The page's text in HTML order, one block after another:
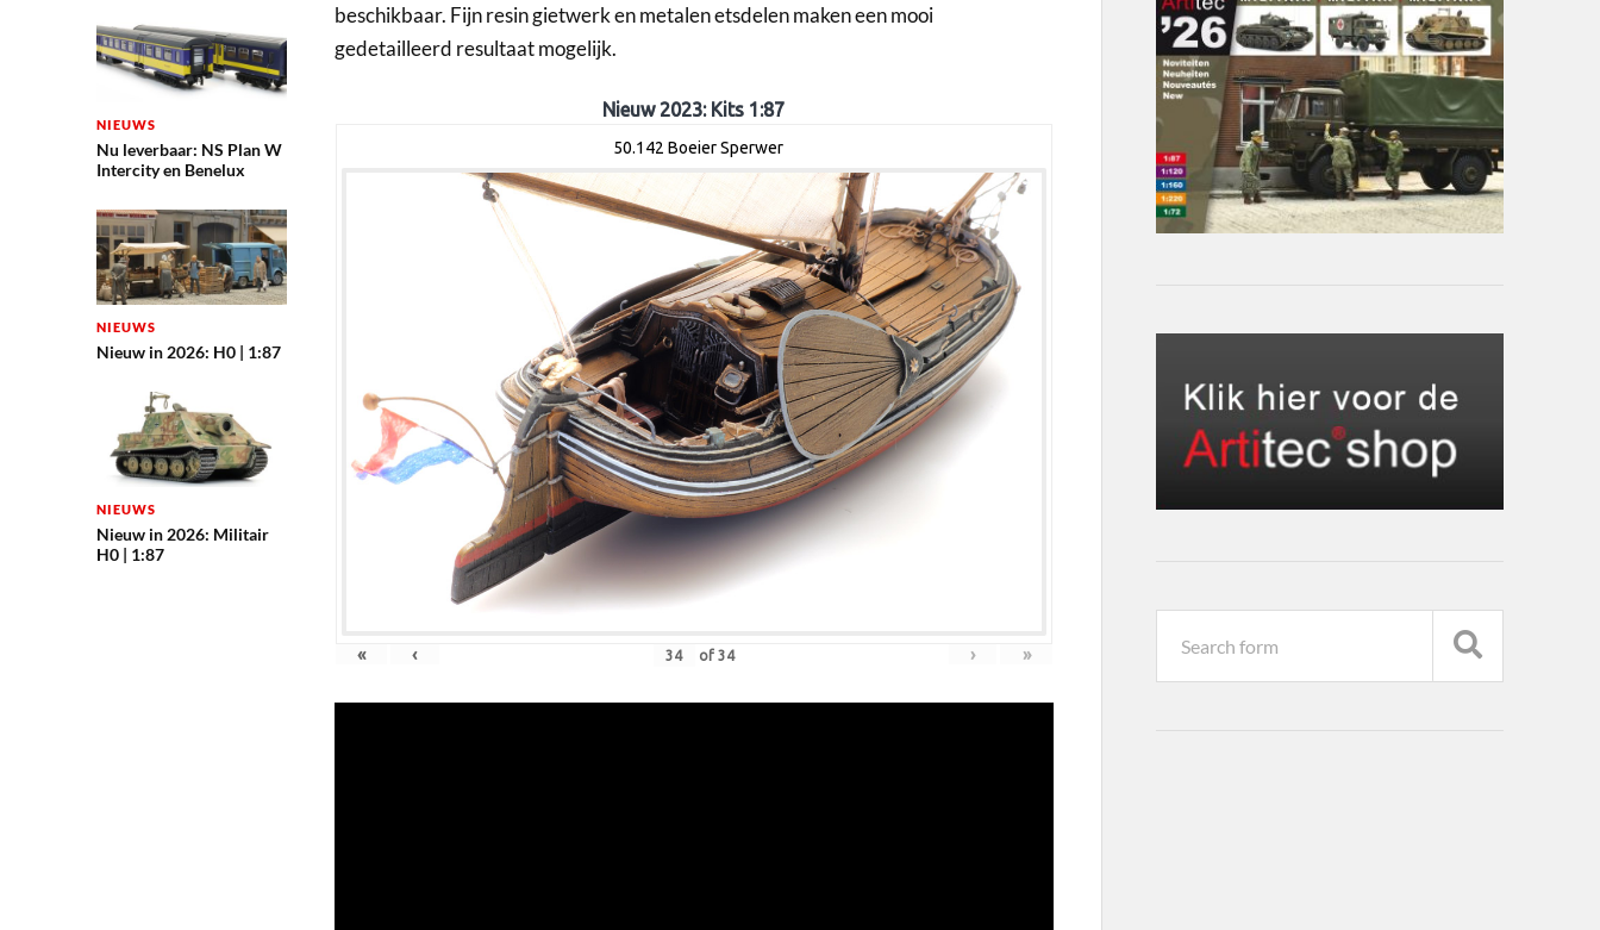
NIEUWS
Nu leverbaar: NS Plan W
Intercity en Benelux
NIEUWS
Nieuw in 2026: H0 | 1:87
NIEUWS
Nieuw in 2026: Militair
H0 | 1:87
beschikbaar. Fijn resin gietwerk en metalen etsdelen maken een mooi
gedetailleerd resultaat mogelijk.
Nieuw 2023: Kits 1:87
50.142 Boeier Sperwer
« ‹ of 34 › »